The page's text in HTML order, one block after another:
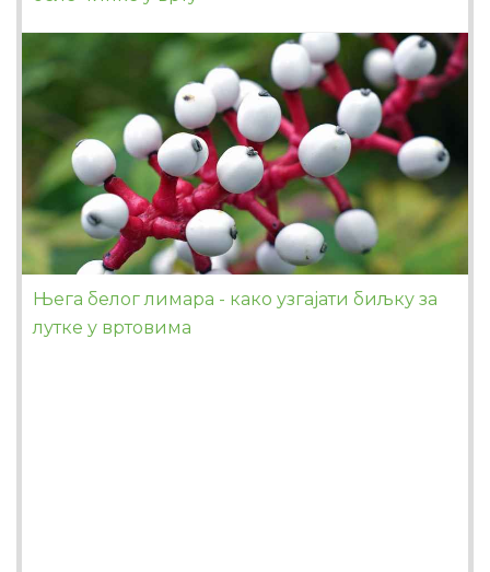
Њега белог лимара - како узгајати биљку за
лутке у вртовима